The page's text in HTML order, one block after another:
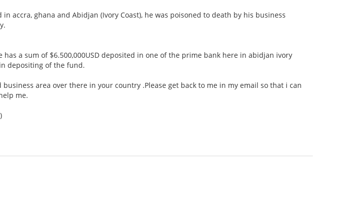
accra, ghana and Abidjan (Ivory Coast), he was poisoned to death by his business
a sum of $6.500,000USD deposited in one of the prime bank here in abidjan ivory
depositing of the fund.
area over there in your country .Please get back to me in my email so that i can
me.